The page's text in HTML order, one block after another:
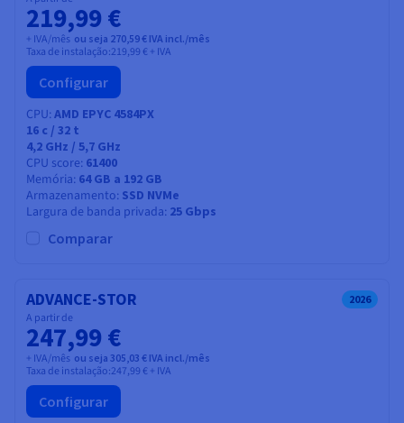
219,99 €
+ IVA/mês ou seja 270,59 € IVA incl./mês
Taxa de instalação:219,99 € + IVA
Configurar
CPU AMD EPYC 4584PX
16 c / 32 t
4,2 GHz / 5,7 GHz
CPU score 61400
Memória 64 GB a 192 GB
Armazenamento SSD NVMe
Largura de banda privada 25 Gbps
Comparar
ADVANCE-STOR 2026
A partir de
247,99 €
+ IVA/mês ou seja 305,03 € IVA incl./mês
Taxa de instalação:247,99 € + IVA
Configurar